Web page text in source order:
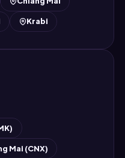
Krabi
Mai (CNX)